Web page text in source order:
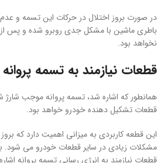
در صورت بروز اختلال در حرکات این تسمه و
باطری ماشین با مشکل جدی روبرو شده و پس از
نخواهد بود.
قطعات نیازمند به تسمه پروانه
همانطور که اشاره شد، تسمه پروانه موجب شارژ
قطعات تشکیل دهنده خودرو خواهد بود.
این قطعه کاربردی به میزانی اهمیت دارد که
مشکلات زیادی در سایر قطعات خودرو می شود.
قطعات نیازمند به انرژی رسانی تسمه پروانه